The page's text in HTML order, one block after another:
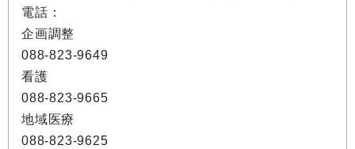
電話：
企画調整
088-823-9649
看護
088-823-9665
地域医療
088-823-9625